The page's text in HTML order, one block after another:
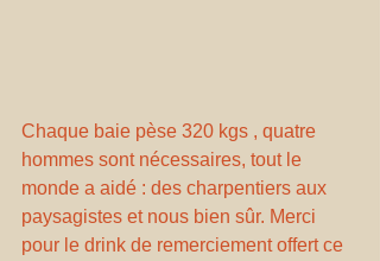
Chaque baie pèse 320 kgs , quatre
hommes sont nécessaires, tout le
monde a aidé : des charpentiers aux
paysagistes et nous bien sûr. Merci
pour le drink de remerciement offert ce